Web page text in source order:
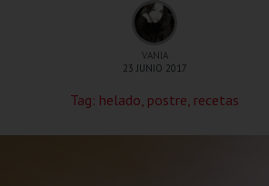
VANIA
23 JUNIO 2017
Tag: helado, postre, recetas